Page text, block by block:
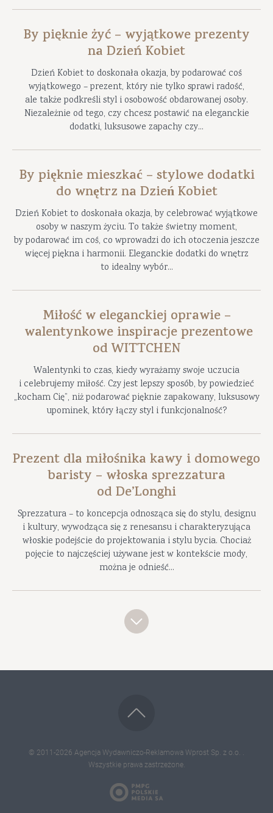
By pięknie żyć – wyjątkowe prezenty
na Dzień Kobiet
Dzień Kobiet to doskonała okazja, by podarować coś
wyjątkowego – prezent, który nie tylko sprawi radość,
ale także podkreśli styl i osobowość obdarowanej osoby.
Niezależnie od tego, czy chcesz postawić na eleganckie
dodatki, luksusowe zapachy czy...
By pięknie mieszkać – stylowe dodatki
do wnętrz na Dzień Kobiet
Dzień Kobiet to doskonała okazja, by celebrować wyjątkowe
osoby w naszym życiu. To także świetny moment,
by podarować im coś, co wprowadzi do ich otoczenia jeszcze
więcej piękna i harmonii. Eleganckie dodatki do wnętrz
to idealny wybór...
Miłość w eleganckiej oprawie –
walentynkowe inspiracje prezentowe
od WITTCHEN
Walentynki to czas, kiedy wyrażamy swoje uczucia
i celebrujemy miłość. Czy jest lepszy sposób, by powiedzieć
„kocham Cię”, niż podarować pięknie zapakowany, luksusowy
upominek, który łączy styl i funkcjonalność?
Prezent dla miłośnika kawy i domowego
baristy – włoska sprezzatura
od De’Longhi
Sprezzatura – to koncepcja odnosząca się do stylu, designu
i kultury, wywodząca się z renesansu i charakteryzująca
włoskie podejście do projektowania i stylu bycia. Chociaż
pojęcie to najczęściej używane jest w kontekście mody,
można je odnieść...
© 2011-2026 Agencja Wydawniczo-Reklamowa Wprost Sp. z o.o. .
Wszystkie prawa zastrzeżone.